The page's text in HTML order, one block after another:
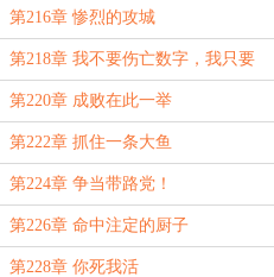
第216章 惨烈的攻城
第218章 我不要伤亡数字，我只要
野王！
第220章 成败在此一举
第222章 抓住一条大鱼
第224章 争当带路党！
第226章 命中注定的厨子
第228章 你死我活